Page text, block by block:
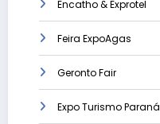
Encatho & Exprotel
Feira ExpoAgas
Geronto Fair
Expo Turismo Paraná